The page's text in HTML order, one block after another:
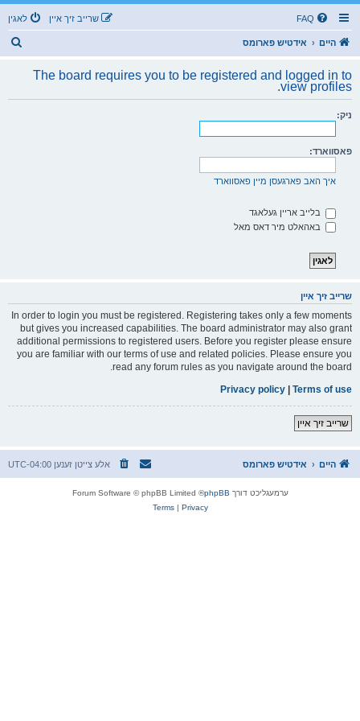
FAQ לאגין שרייב זיך איין
היים אידטיש פארומס
The board requires you to be registered and logged in to
view profiles.
ניק:
פאסווארד:
איך האב פארגעסן מיין פאסווארד
בלייב אריין געלאגד
באהאלט מיר דאס מאל
שרייב זיך איין
In order to login you must be registered. Registering takes only a few moments
but gives you increased capabilities. The board administrator may also grant
additional permissions to registered users. Before you register please ensure
you are familiar with our terms of use and related policies. Please ensure you
read any forum rules as you navigate around the board.
Terms of use
|
Privacy policy
שרייב זיך איין
היים אידטיש פארומס אלע צייטן זענען UTC-04:00
ערמעגליכט דורך phpBB
® Forum Software © phpBB Limited
Privacy
|
Terms